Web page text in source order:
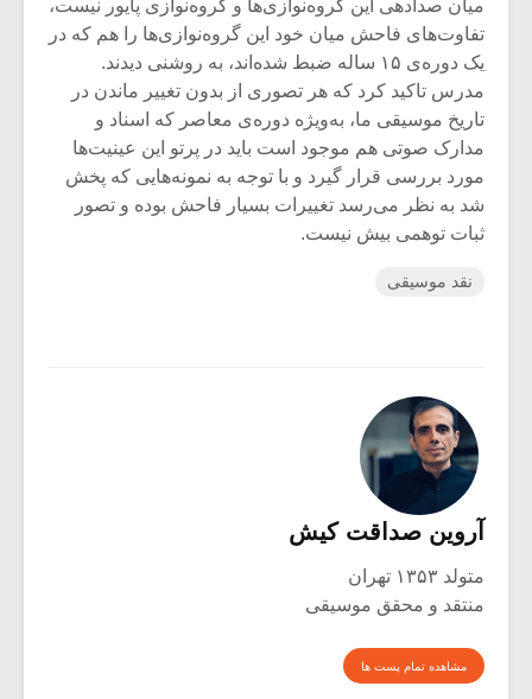
میان صدادهی این گروه‌نوازی‌ها و گروه‌نوازی پایور نیست،
تفاوت‌های فاحش میان خود این گروه‌نوازی‌ها را هم که در
یک دوره‌ی ۱۵ ساله ضبط شده‌اند، به روشنی دیدند.
مدرس تاکید کرد که هر تصوری از بدون تغییر ماندن در
تاریخ موسیقی ما، به‌ویژه دوره‌ی معاصر که اسناد و
مدارک صوتی هم موجود است باید در پرتو این عینیت‌ها
مورد بررسی قرار گیرد و با توجه به نمونه‌هایی که پخش
شد به نظر می‌رسد تغییرات بسیار فاحش بوده و تصور
ثبات توهمی بیش نیست.
نقد موسیقی
آروین صداقت کیش
متولد ۱۳۵۳ تهران
منتقد و محقق موسیقی
مشاهده تمام پست ها